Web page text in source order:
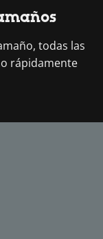
todas las
rápidamente